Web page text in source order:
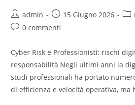
admin 15 Giugno 2026
0 commenti
Cyber Risk e Professionisti: rischi
responsabilità Negli ultimi anni la
studi professionali ha portato
di efficienza e velocità operativa, ma